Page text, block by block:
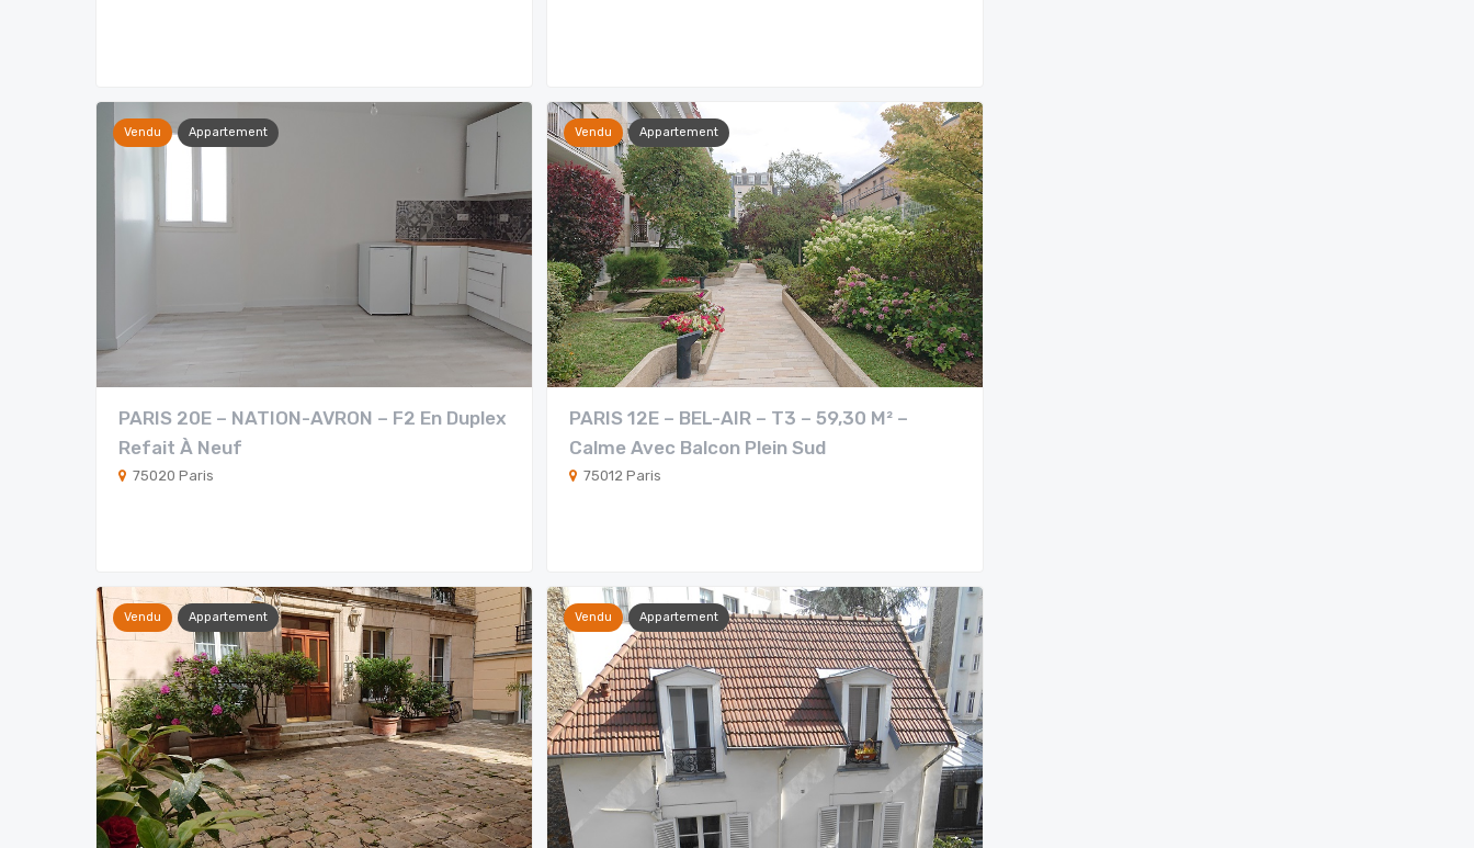
Vendu Appartement
PARIS 20E – NATION-AVRON – F2 En Duplex
Refait À Neuf
75020 Paris
Vendu Appartement
PARIS 12E – BEL-AIR – T3 – 59,30 M² –
Calme Avec Balcon Plein Sud
75012 Paris
Vendu Appartement Vendu Appartement